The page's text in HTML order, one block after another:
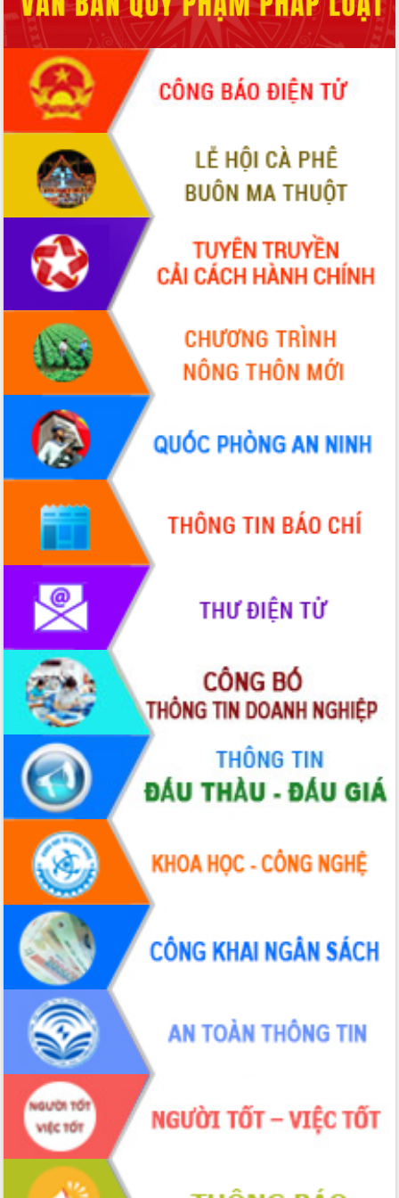
Tập huấn ứng dụng trí tuệ nhân tạo (AI)
trong thương mại điện tử năm 2026
Đoàn đại biểu Quốc hội tỉnh Đắk Lắk
trao đổi thông tin trước Kỳ họp thứ
nhất, Quốc hội khóa XVI
Quyết liệt cải cách hành chính, khơi
thông nguồn lực phát triển
Nâng cao hiệu lực, hiệu quả HĐND
tỉnh thông qua hiện đại hóa hành chính
Xã Ea Phê gắn cải cách hành chính với
chuyển đổi số
Phó Chủ tịch Thường trực UBND tỉnh
Hồ Thị Nguyên Thảo làm việc tại Trung
tâm Phục vụ hành chính công xã Ea
Xây dựng nền hành chính số đồng
hành cùng nông dân dân, doanh nghiệp
Giai đoạn 2026-2030, Đắk Lắk phấn
đấu có 77% xã đạt chuẩn nông thôn
Chuyển đổi số 'mở đường' cho nông
nghiệp Đắk Lắk tăng trưởng bứt phá
Triển khai đồng bộ đo đạc, lập hồ sơ
địa chính, hoàn thiện cơ sở dữ liệu đất
đai
Ứng dụng sinh trắc học - Bước tiến
trong hành trình chuyển đổi số tại Đắk
Đắk Lắk nâng cao hiệu quả công tác
Đảng từ Sổ tay đảng viên điện tử
Đắk Lắk đẩy mạnh nuôi biển công
nghệ, hướng tới phát triển thủy sản
bền vững
Tập huấn nâng cao năng lực triển khai
chuyển đổi số cho cán bộ, công chức
cấp xã
Đắk Lắk phát động hưởng ứng Ngày
Quyền của người tiêu dùng Việt Nam
2026
Đẩy mạnh cải cách hành chính, quyết
tâm đạt được mục tiêu tăng trưởng
hai con số trong năm 2026
Tổ chức trang trọng Lễ hội Đền thờ
Lương Văn Chánh năm 2026
Phó Bí thư Tỉnh ủy Đắk Lắk Đỗ Hữu
Huy giữ chức Bí thư Đảng ủy Ủy Ban
Nhân dân tỉnh
Bệnh án điện tử thúc đẩy chuyển đổi
số y tế tại Đắk Lắk
Chuyển đổi số thư viện: Mở rộng
không gian tri thức trong thời đại số
Đánh giá, rút kinh nghiệm công tác tổ
chức diễn tập trước ngày bầu cử
Chương trình “Gặp gỡ hữu nghị –
Friendship Meeting New Year 2026”
Bầu cử Quốc hội và HĐND: Cử tri Đắk
Lắk gửi gắm niềm tin, kỳ vọng vào lá
phiếu
Đắk Lắk sẵn sàng các điều kiện cho
Ngày hội bầu cử đại biểu Quốc hội
khóa XVI và HĐND các cấp nhiệm kỳ